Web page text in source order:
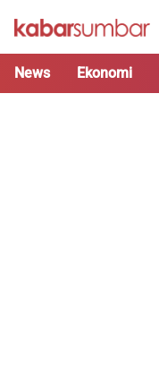
News Ekonomi